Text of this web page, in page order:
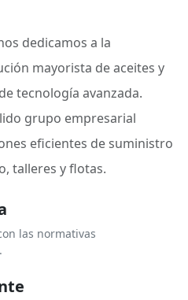
dedicamos a la
mayorista de aceites y
tecnología avanzada.
grupo empresarial
eficientes de suministro
talleres y flotas.
las normativas